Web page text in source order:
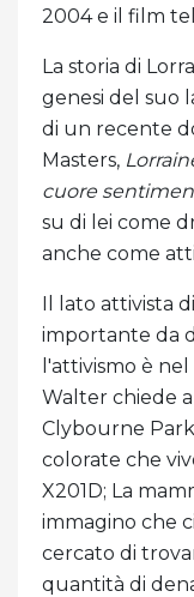
2004 e il film
La storia di
genesi del suo
di un recente
Masters,
cuore
su di lei come
anche come
Il lato attivista
importante da
l'attivismo è nel
Walter chiede
Clybourne
colorate che
X201D; La
immagino che
cercato di
quantità di